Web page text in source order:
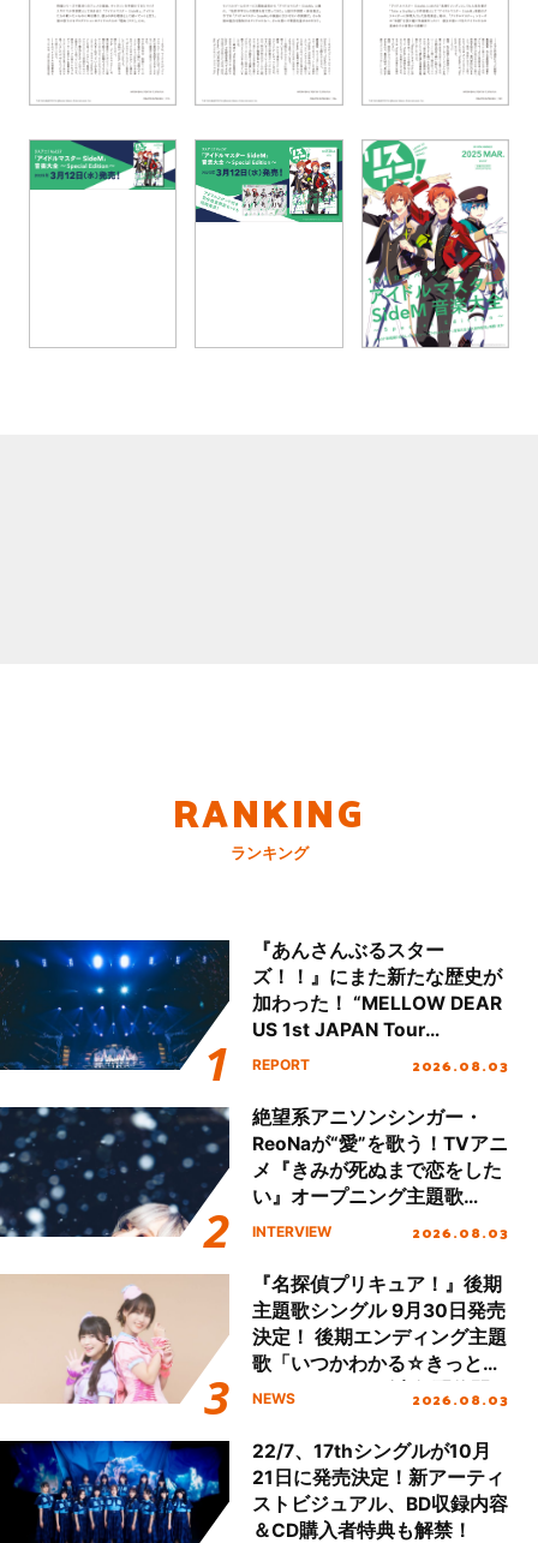
RANKING
ランキング
『あんさんぶるスター
ズ！！』にまた新たな歴史が
加わった！ “MELLOW DEAR
US 1st JAPAN Tour
Final「NICE to meet YOU
ート!!
REPORT 2026.08.03
絶望系アニソンシンガー・
ReoNaが“愛”を歌う！TVアニ
メ『きみが死ぬまで恋をした
い』オープニング主題歌
「Amore」インタビュー
INTERVIEW 2026.08.03
『名探偵プリキュア！』後期
主題歌シングル 9月30日発売
決定！ 後期エンディング主題
歌「いつかわかる☆きっとあ
える」TVサイズ先行配信開
NEWS 2026.08.03
22/7、17thシングルが10月
21日に発売決定！新アーティ
ストビジュアル、BD収録内容
＆CD購入者特典も解禁！